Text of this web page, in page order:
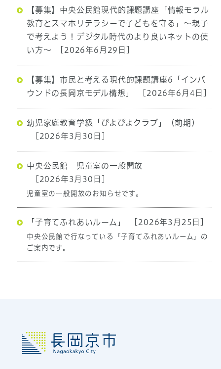
【募集】中央公民館現代的課題講座「情報モラル
教育とスマホリテラシーで子どもを守る」〜親子
で考えよう！デジタル時代のより良いネットの使
い方〜
[2026年6月29日]
【募集】市民と考える現代的課題講座6「インバ
ウンドの長岡京モデル構想」
[2026年6月4日]
幼児家庭教育学級「ぴよぴよクラブ」（前期）
[2026年3月30日]
中央公民館 児童室の一般開放
[2026年3月30日]
児童室の一般開放のお知らせです。
「子育てふれあいルーム」 [2026年3月25日]
中央公民館で行なっている「子育てふれあいルーム」の
ご案内です。